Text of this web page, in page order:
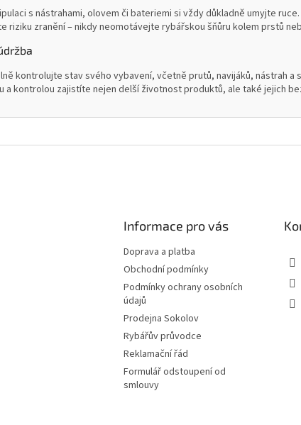
s nástrahami, olovem či bateriemi si vždy důkladně umyjte ruce.
riziku zranění – nikdy neomotávejte rybářskou šňůru kolem prstů
kontrolujte stav svého vybavení, včetně prutů, navijáků, nástrah a
a kontrolou zajistíte nejen delší životnost produktů, ale také jejich
Informace pro vás
Doprava a platba
Obchodní podmínky
Podmínky ochrany osobních
údajů
Prodejna Sokolov
Rybářův průvodce
Reklamační řád
Formulář odstoupení od
smlouvy